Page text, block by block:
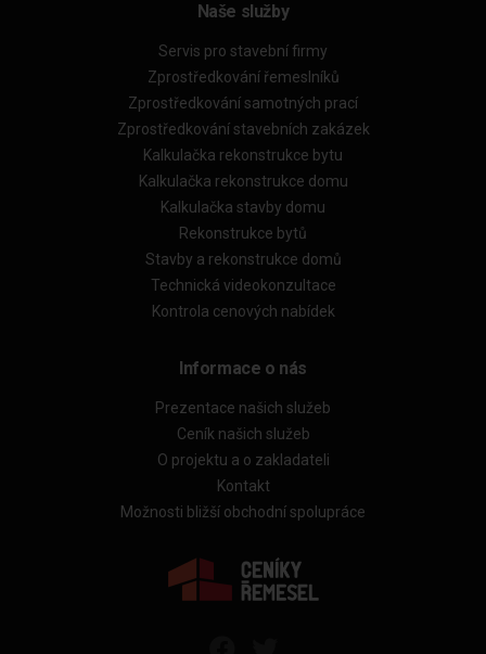
Naše služby
Servis pro stavební firmy
Zprostředkování řemeslníků
Zprostředkování samotných prací
Zprostředkování stavebních zakázek
Kalkulačka rekonstrukce bytu
Kalkulačka rekonstrukce domu
Kalkulačka stavby domu
Rekonstrukce bytů
Stavby a rekonstrukce domů
Technická videokonzultace
Kontrola cenových nabídek
Informace o nás
Prezentace našich služeb
Ceník našich služeb
O projektu a o zakladateli
Kontakt
Možnosti bližší obchodní spolupráce